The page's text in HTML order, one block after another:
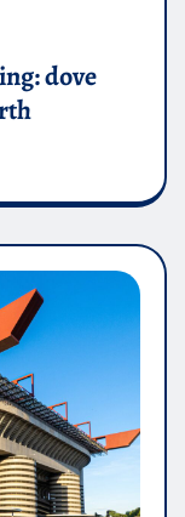
dove